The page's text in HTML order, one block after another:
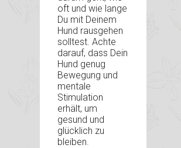
oft und wie lange
Du mit Deinem
Hund rausgehen
solltest. Achte
darauf, dass Dein
Hund genug
Bewegung und
mentale
Stimulation
erhält, um
gesund und
glücklich zu
bleiben.